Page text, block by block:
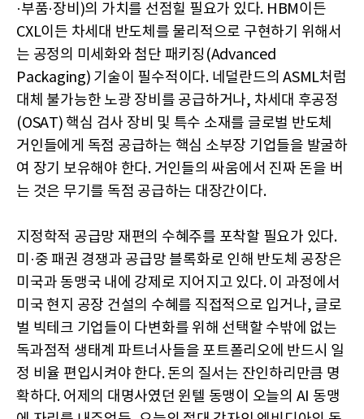
·부품·장비)의 가치를 선점힐 필요가 있다. HBM이든
CXL이든 차세대 반도체를 물리적으로 구현하기 위해서
는 공정의 미세화와 첨단 패키징(Advanced
Packaging) 기술이 필수적이다. 네덜란드의 ASML처럼
대체 불가능한 노광 장비를 공급하거나, 차세대 후공정
(OSAT) 핵심 검사 장비 및 특수 소재를 글로벌 반도체
거인들에게 독점 공급하는 핵심 소부장 기업들을 발굴하
여 장기 보유해야 한다. 거인들의 싸움에서 진짜 돈을 버
는 것은 무기를 독점 공급하는 대장간이다.
지정학적 공급망 재편의 수혜주를 포착할 필요가 있다.
미·중 패권 경쟁과 공급망 블록화로 인해 반도체 공장은
미국과 동맹국 내에 강제로 지어지고 있다. 이 과정에서
미국 현지 공장 건설의 수혜를 직접적으로 입거나, 글로
벌 빅테크 기업들이 다변화를 위해 선택할 수밖에 없는
독과점적 생태계 파트너사들을 포트폴리오에 반드시 일
정 비율 편입시켜야 한다. 돈의 질서는 잔인하리만큼 명
확하다. 어제의 대명사였던 윈텔 동맹이 오늘의 AI 동맹